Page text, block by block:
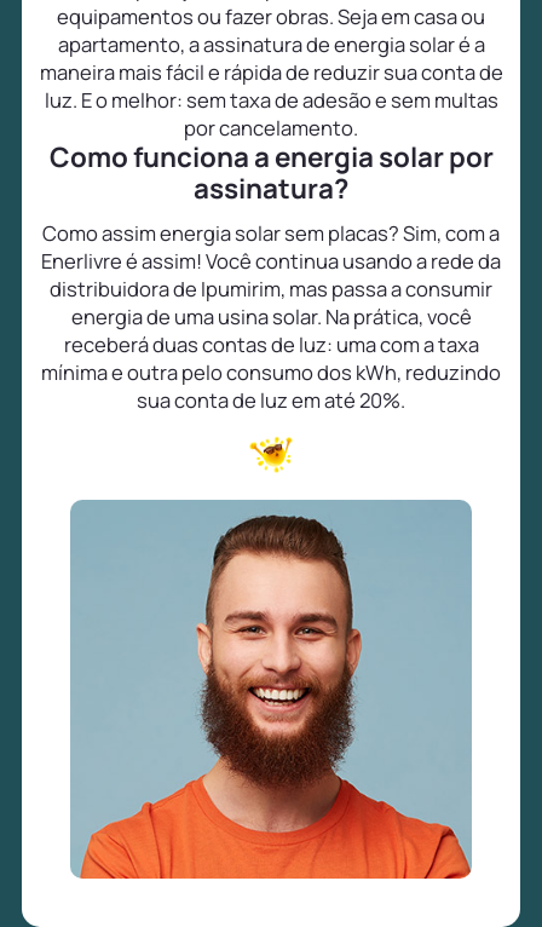
equipamentos ou fazer obras. Seja em casa ou
apartamento, a assinatura de energia solar é a
maneira mais fácil e rápida de reduzir sua conta de
luz. E o melhor: sem taxa de adesão e sem multas
por cancelamento.
Como funciona a energia solar por
assinatura?
Como assim energia solar sem placas? Sim, com a
Enerlivre é assim! Você continua usando a rede da
distribuidora de Ipumirim, mas passa a consumir
energia de uma usina solar. Na prática, você
receberá duas contas de luz: uma com a taxa
mínima e outra pelo consumo dos kWh, reduzindo
sua conta de luz em até 20%.